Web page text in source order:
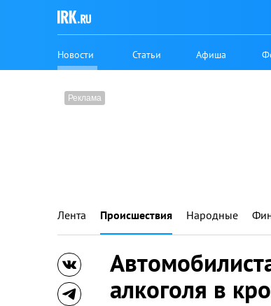
Новости Статьи Афиша
Лента Происшествия Народные
алкоголя в